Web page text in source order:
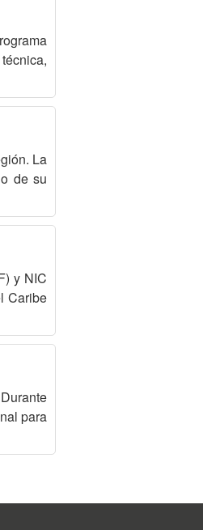
La
de su
y NIC
Caribe
para